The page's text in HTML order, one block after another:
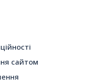
сайтом